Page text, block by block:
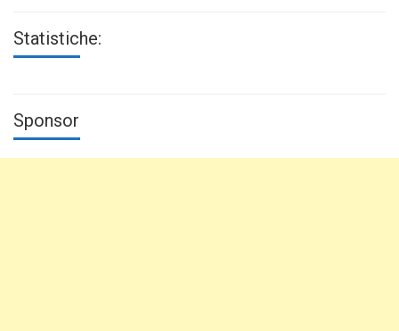
Statistiche:
Sponsor